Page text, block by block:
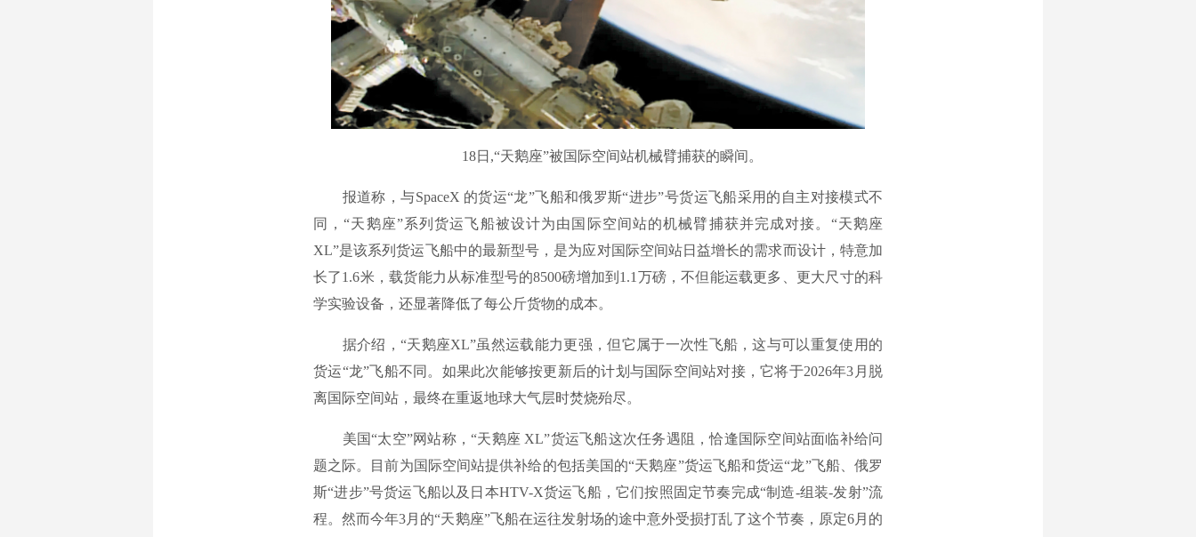
18日,“天鹅座”被国际空间站机械臂捕获的瞬间。
报道称，与SpaceX 的货运“龙”飞船和俄罗斯“进步”号货运飞船采用的自主对接模式不
同，“天鹅座”系列货运飞船被设计为由国际空间站的机械臂捕获并完成对接。“天鹅座
XL”是该系列货运飞船中的最新型号，是为应对国际空间站日益增长的需求而设计，特意加
长了1.6米，载货能力从标准型号的8500磅增加到1.1万磅，不但能运载更多、更大尺寸的科
学实验设备，还显著降低了每公斤货物的成本。
据介绍，“天鹅座XL”虽然运载能力更强，但它属于一次性飞船，这与可以重复使用的
货运“龙”飞船不同。如果此次能够按更新后的计划与国际空间站对接，它将于2026年3月脱
离国际空间站，最终在重返地球大气层时焚烧殆尽。
美国“太空”网站称，“天鹅座 XL”货运飞船这次任务遇阻，恰逢国际空间站面临补给问
题之际。目前为国际空间站提供补给的包括美国的“天鹅座”货运飞船和货运“龙”飞船、俄罗
斯“进步”号货运飞船以及日本HTV-X货运飞船，它们按照固定节奏完成“制造-组装-发射”流
程。然而今年3月的“天鹅座”飞船在运往发射场的途中意外受损打乱了这个节奏，原定6月的